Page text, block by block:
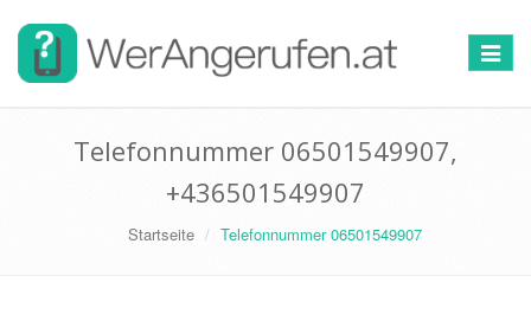
Toggle
Telefonnummer 06501549907,
+436501549907
Startseite Telefonnummer 06501549907